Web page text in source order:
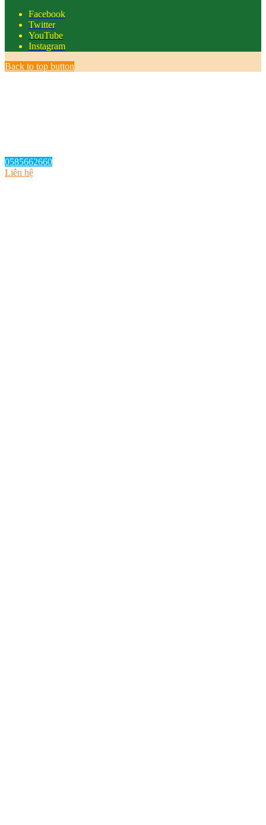
Facebook
Twitter
YouTube
Instagram
Back to top button
0585662660
Liên hệ